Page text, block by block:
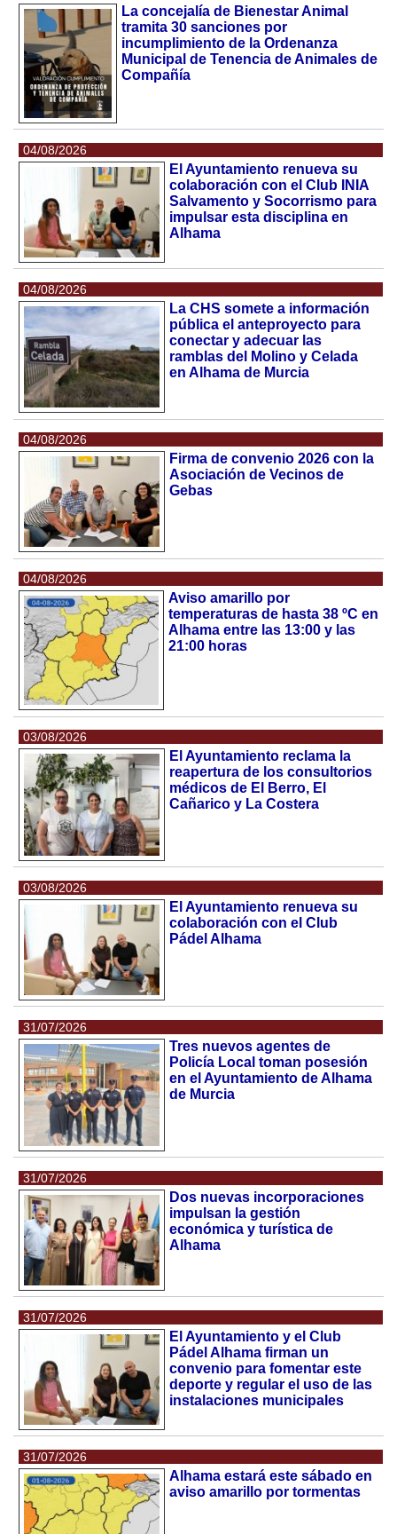
La concejalía de Bienestar Animal
tramita 30 sanciones por
incumplimiento de la Ordenanza
Municipal de Tenencia de Animales de
Compañía
04/08/2026
El Ayuntamiento renueva su
colaboración con el Club INIA
Salvamento y Socorrismo para
impulsar esta disciplina en
Alhama
04/08/2026
La CHS somete a información
pública el anteproyecto para
conectar y adecuar las
ramblas del Molino y Celada
en Alhama de Murcia
04/08/2026
Firma de convenio 2026 con la
Asociación de Vecinos de
Gebas
04/08/2026
Aviso amarillo por
temperaturas de hasta 38 ºC en
Alhama entre las 13:00 y las
21:00 horas
03/08/2026
El Ayuntamiento reclama la
reapertura de los consultorios
médicos de El Berro, El
Cañarico y La Costera
03/08/2026
El Ayuntamiento renueva su
colaboración con el Club
Pádel Alhama
31/07/2026
Tres nuevos agentes de
Policía Local toman posesión
en el Ayuntamiento de Alhama
de Murcia
31/07/2026
Dos nuevas incorporaciones
impulsan la gestión
económica y turística de
Alhama
31/07/2026
El Ayuntamiento y el Club
Pádel Alhama firman un
convenio para fomentar este
deporte y regular el uso de las
instalaciones municipales
31/07/2026
Alhama estará este sábado en
aviso amarillo por tormentas